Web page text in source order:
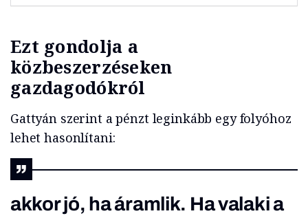
Ezt gondolja a
közbeszerzéseken
gazdagodókról
Gattyán szerint a pénzt leginkább egy folyóhoz
lehet hasonlítani:
akkor jó, ha áramlik. Ha valaki a